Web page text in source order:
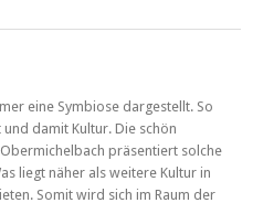
eine Symbiose dargestellt. So
damit Kultur. Die schön
präsentiert solche
liegt näher als weitere Kultur in
Somit wird sich im Raum der